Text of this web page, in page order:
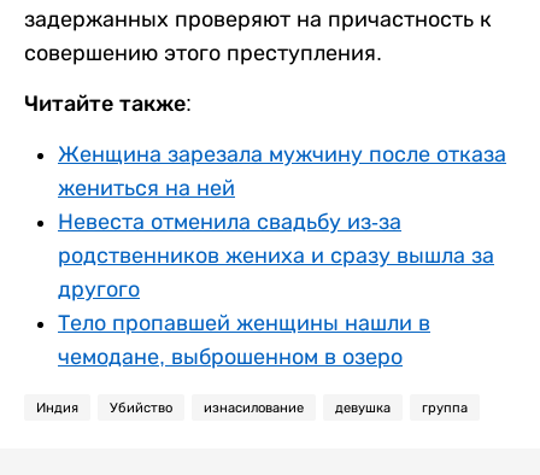
задержанных проверяют на причастность к
совершению этого преступления.
Читайте также:
Женщина зарезала мужчину после отказа
жениться на ней
Невеста отменила свадьбу из-за
родственников жениха и сразу вышла за
другого
Тело пропавшей женщины нашли в
чемодане, выброшенном в озеро
Индия Убийство изнасилование девушка группа